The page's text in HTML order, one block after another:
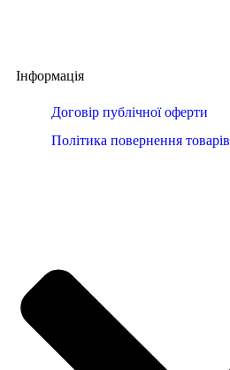
Інформація
Договір публічної оферти
Політика повернення товарів